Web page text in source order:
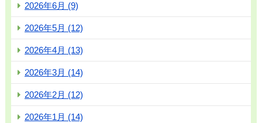
2026年6月 (9)
2026年5月 (12)
2026年4月 (13)
2026年3月 (14)
2026年2月 (12)
2026年1月 (14)